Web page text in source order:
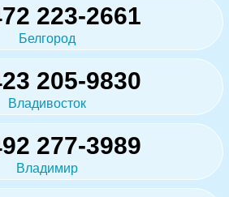
223-2661
Белгород
205-9830
Владивосток
277-3989
Владимир